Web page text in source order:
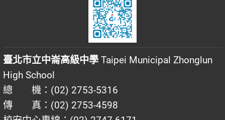
臺北市立中崙高級中學 Taipei Municipal Zhonglun
High School
總 機：(02) 2753-5316
傳 真：(02) 2753-4598